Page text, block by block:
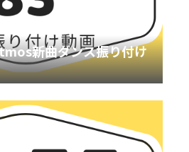
新曲ダンス振り付け